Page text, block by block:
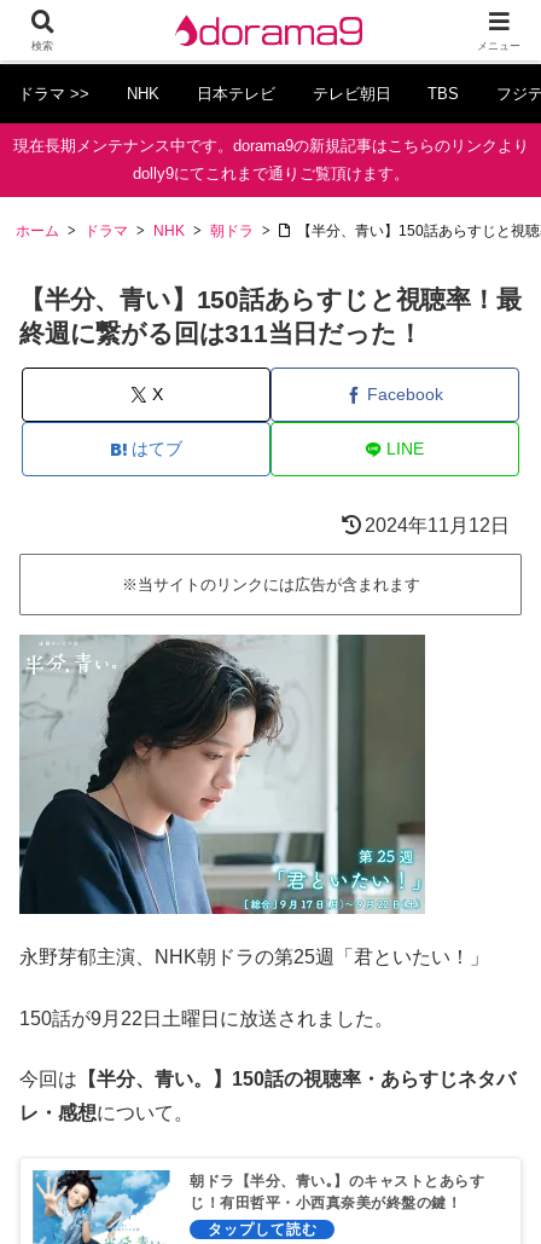
ドラマ >> NHK 日本テレビ テレビ朝日 TBS フジ
現在長期メンテナンス中です。dorama9の新規記事はこちらのリンクより
dolly9にてこれまで通りご覧頂けます。
ホーム ドラマ NHK 朝ドラ 【半分、青い】150話あらすじと視
【半分、青い】150話あらすじと視聴率！最
終週に繋がる回は311当日だった！
X Facebook
はてブ LINE
2024年11月12日
※当サイトのリンクには広告が含まれます
永野芽郁主演、NHK朝ドラの第25週「君といたい！」
150話が9月22日土曜日に放送されました。
今回は 【半分、青い。】150話の視聴率・あらすじネタバ
レ・感想について。
朝ドラ【半分、青い｡】のキャストとあらす
じ！有田哲平・小西真奈美が終盤の鍵！
検索 メニュー